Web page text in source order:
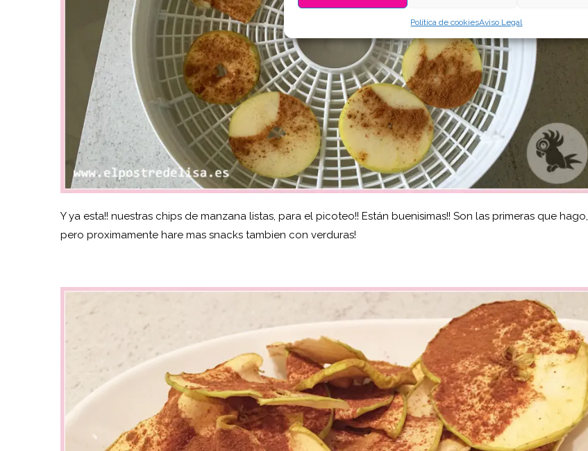
Política de cookiesAviso Legal
Y ya esta!! nuestras chips de manzana listas, para el picoteo!! Están buenisimas!! Son las primeras que hago,
pero proximamente hare mas snacks tambien con verduras!